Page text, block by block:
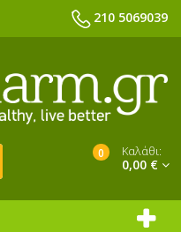
210 5069039
0 Καλάθι:
0,00 €